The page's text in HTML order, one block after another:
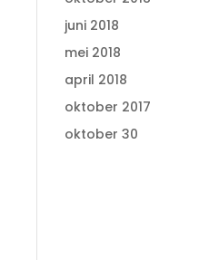
juni 2018
mei 2018
april 2018
oktober 2017
oktober 30